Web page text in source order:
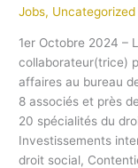
Jobs, Uncategorized
1er Octobre 2024 –
collaborateur(trice)
affaires au bureau
8 associés et près
20 spécialités du
Investissements
droit social,
–